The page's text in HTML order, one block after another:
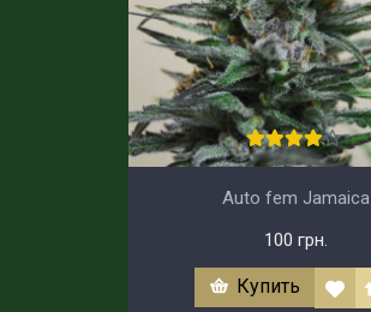
Auto fem Jamaica
100 грн.
Купить